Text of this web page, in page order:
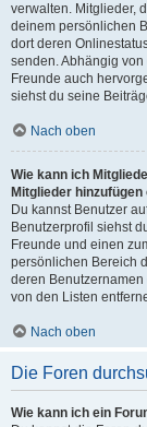
verwalten. Mitglieder,
deinem persönlichen
dort deren
senden. Abhängig
Freunde auch
siehst du seine
Nach oben
Wie kann ich
Mitglieder
Du kannst Benutzer
Benutzerprofil siehst
Freunde und einen
persönlichen Bereich
deren
von den Listen
Nach oben
Die Foren
Wie kann ich ein